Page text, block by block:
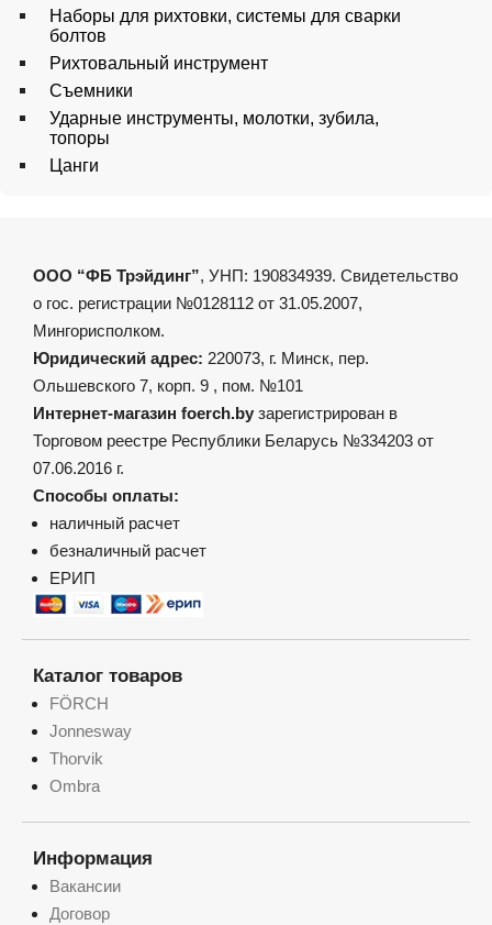
Наборы для рихтовки, системы для сварки
болтов
Рихтовальный инструмент
Съемники
Ударные инструменты, молотки, зубила,
топоры
Цанги
ООО “ФБ Трэйдинг”, УНП: 190834939. Свидетельство
о гос. регистрации №0128112 от 31.05.2007,
Мингорисполком.
Юридический адрес: 220073, г. Минск, пер.
Ольшевского 7, корп. 9 , пом. №101
Интернет-магазин foerch.by зарегистрирован в
Торговом реестре Республики Беларусь №334203 от
07.06.2016 г.
Способы оплаты:
наличный расчет
безналичный расчет
ЕРИП
Каталог товаров
FÖRCH
Jonnesway
Thorvik
Ombra
Информация
Вакансии
Договор